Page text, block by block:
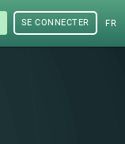
SE CONNECTER